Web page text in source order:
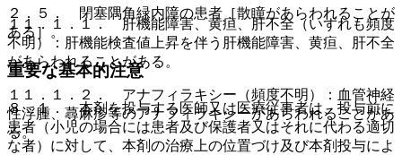
２．５． 閉塞隅角緑内障の患者［散瞳があらわれることが
ある］。
重要な基本的注意
８．１． 本剤を投与する医師又は医療従事者は、投与前に
患者（小児の場合には患者及び保護者又はそれに代わる適切
な者）に対して、本剤の治療上の位置づけ及び本剤投与によ
１１．１．１． 肝機能障害、黄疸、肝不全（いずれも頻度
不明）：肝機能検査値上昇を伴う肝機能障害、黄疸、肝不全
があらわれることがある。
１１．１．２． アナフィラキシー（頻度不明）：血管神経
性浮腫、蕁麻疹等のアナフィラキシーがあらわれることがあ
る。